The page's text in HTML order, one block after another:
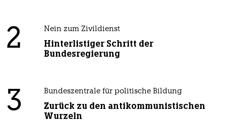
2 Nein zum Zivildienst
Hinterlistiger Schritt der
Bundesregierung
3 Bundeszentrale für politische Bildung
Zurück zu den antikommunistischen
Wurzeln